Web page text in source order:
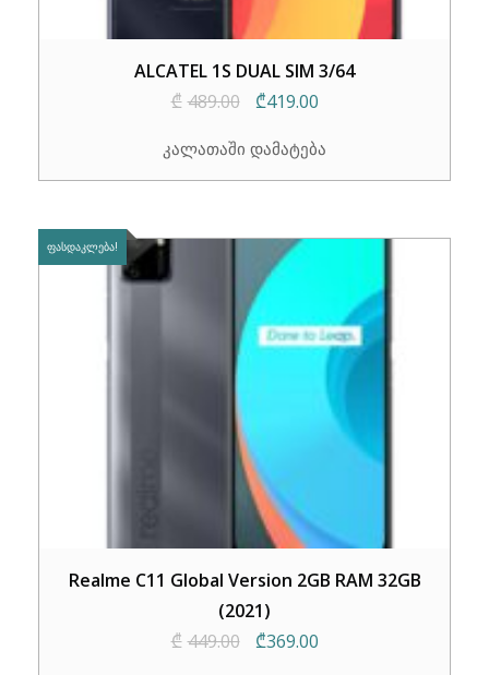
ALCATEL 1S DUAL SIM 3/64
₾ 489.00
Original
was:
₾419.00Current
is:
კალათაში დამატება
ᲤᲐᲡᲓᲐᲙᲚᲔᲑᲐ!
Realme C11 Global Version 2GB RAM 32GB
(2021)
₾ 449.00
Original
₾369.00Current